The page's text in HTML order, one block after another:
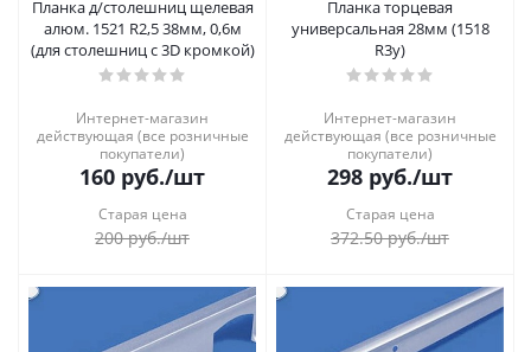
Планка д/столешниц щелевая
алюм. 1521 R2,5 38мм, 0,6м
(для столешниц с 3D кромкой)
Интернет-магазин
действующая (все розничные
покупатели)
160 руб./шт
Старая цена
200руб./шт
Планка торцевая
универсальная 28мм (1518
R3y)
Интернет-магазин
действующая (все розничные
покупатели)
298 руб./шт
Старая цена
372.50руб./шт